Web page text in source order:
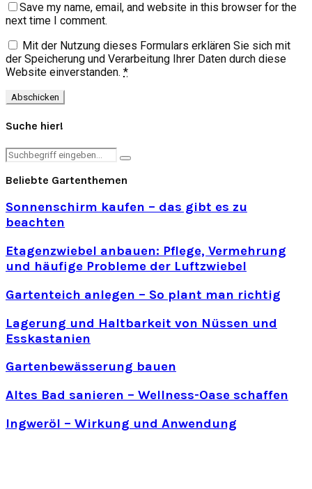
Save my name, email, and website in this browser for the
next time I comment.
Mit der Nutzung dieses Formulars erklären Sie sich mit
der Speicherung und Verarbeitung Ihrer Daten durch diese
Website einverstanden. *
Suche hier!
Search
for:
Search
Beliebte Gartenthemen
Sonnenschirm kaufen – das gibt es zu
beachten
Etagenzwiebel anbauen: Pflege, Vermehrung
und häufige Probleme der Luftzwiebel
Gartenteich anlegen – So plant man richtig
Lagerung und Haltbarkeit von Nüssen und
Esskastanien
Gartenbewässerung bauen
Altes Bad sanieren – Wellness-Oase schaffen
Ingweröl – Wirkung und Anwendung